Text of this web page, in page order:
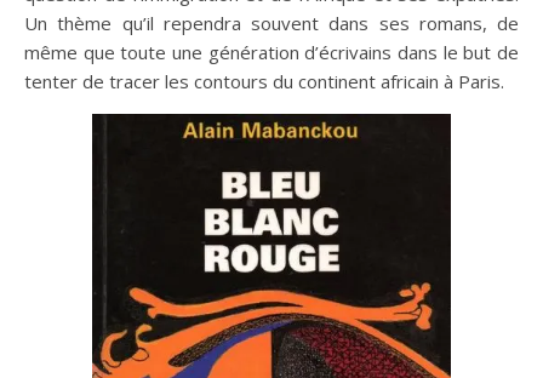
Un thème qu’il rependra souvent dans ses romans, de
même que toute une génération d’écrivains dans le but de
tenter de tracer les contours du continent africain à Paris.